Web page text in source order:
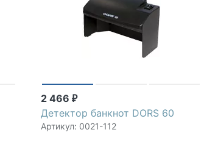
2 466₽
Детектор банкнот DORS 60
Артикул: 0021-112